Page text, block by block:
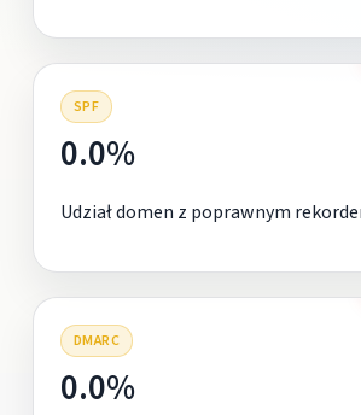
SPF
0.0%
Udział domen z poprawnym
DMARC
0.0%